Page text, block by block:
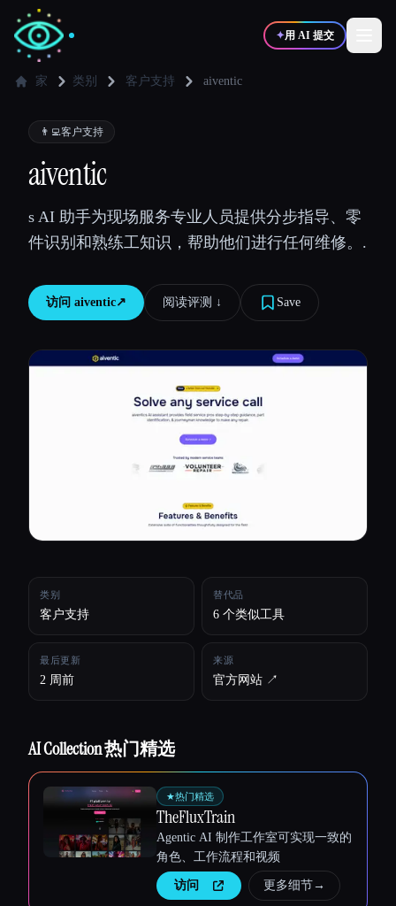
✦用 AI 提交
✍️写作者
💻
🎓 学生 🎬创作者
Esc
家 类别 客户支持 aiventic
👨‍💻客户支持
aiventic
s AI 助手为现场服务专业人员提供分步指导、零
件识别和熟练工知识，帮助他们进行任何维修。.
访问 aiventic↗︎ 阅读评测 ↓︎ Save
类别
客户支持
替代品
6 个类似工具
最后更新
2 周前
来源
官方网站 ↗︎
AI Collection 热门精选
★热门精选
TheFluxTrain
Agentic AI 制作工作室可实现一致的
角色、工作流程和视频
访问 更多细节→